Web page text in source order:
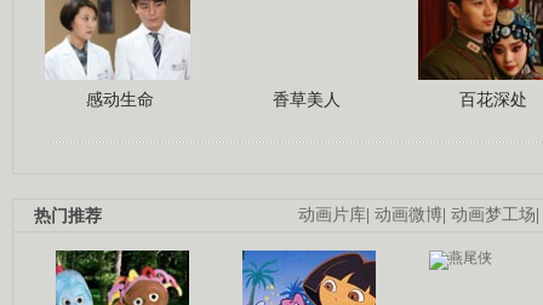
感动生命 香草美人 百花深处
动画片库 动画微博 动画梦工场
热门推荐